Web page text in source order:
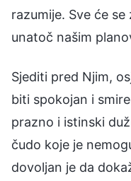
razumije. Sve će
unatoč našim
Sjediti pred Njim,
biti spokojan i
prazno i istinski
čudo koje je
dovoljan je da